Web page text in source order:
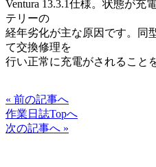
Ventura 13.3.1仕様。状態が
テリーの
経年劣化が主な原因です。同
て交換修理を
行い正常に充電がされること
« 前の記事へ
作業日誌Topへ
次の記事へ »